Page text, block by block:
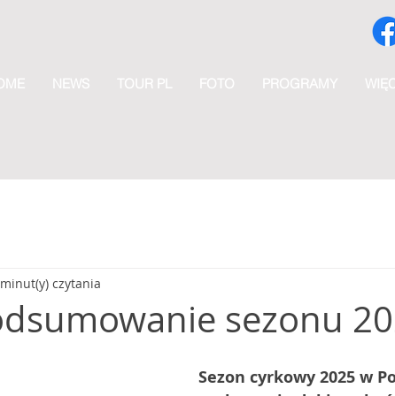
NEWS TOUR PL FOTO PROGRAMY
sezonu
czytania
Sezon cyrkowy 2025 w